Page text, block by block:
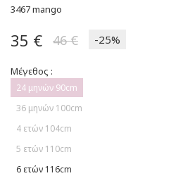
3467 mango
35 € 46 € -25%
Μέγεθος :
24 μηνών 90cm
36 μηνών 100cm
4 ετών 104cm
5 ετών 110cm
6 ετών 116cm